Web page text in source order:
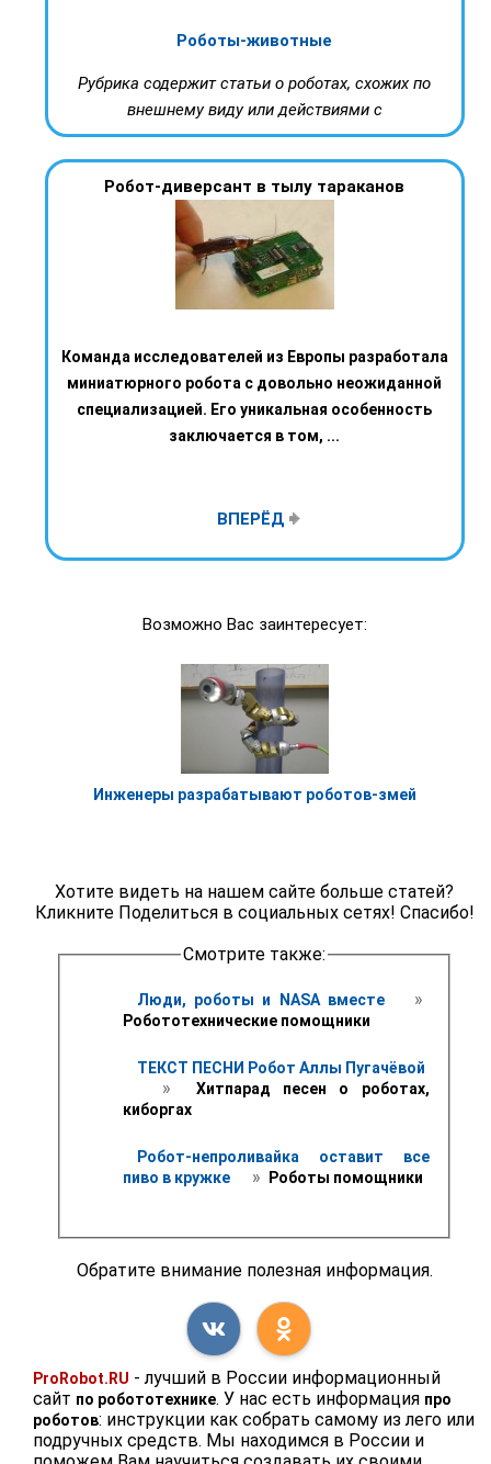
Роботы-животные
Рубрика содержит статьи о роботах, схожих по
внешнему виду или действиями с
Робот-диверсант в тылу тараканов
Команда исследователей из Европы разработала
миниатюрного робота с довольно неожиданной
специализацией. Его уникальная особенность
заключается в том, ...
ВПЕРЁД
Возможно Вас заинтересует:
Инженеры разрабатывают роботов-змей
Хотите видеть на нашем сайте больше статей?
Кликните Поделиться в социальных сетях! Спасибо!
Смотрите также:
Люди, роботы и NASA вместе »
Робототехнические помощники
ТЕКСТ ПЕСНИ Робот Аллы Пугачёвой
»
Хитпарад песен о роботах,
киборгах
Робот-непроливайка оставит все
пиво в кружке
» Роботы помощники
Обратите внимание полезная информация.
ProRobot.RU - лучший в России информационный
сайт по робототехнике. У нас есть информация про
роботов: инструкции как собрать самому из лего или
подручных средств. Мы находимся в России и